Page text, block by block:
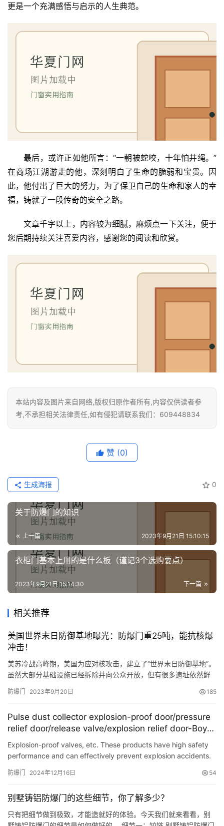
更是一个充满感悟与启示的人生典范。
最后，或许正如他所言：“一朝被蛇咬，十年怕井绳。”
在商场江湖游走的他，深刻明白了生命的脆弱和宝贵。因
此，他付出了巨大的努力，为了保卫自己的生命和家人的幸
福，铸就了一段传奇的安全之路。
文章千字以上，内容较为细腻，麻烦点一下关注，便于
您后期持续关注喜爱内容，感谢您的阅读和欣赏。
本站内容及图片来自网络,版权归原作者所有,内容仅供读者参
考,不承担相关法律责任,如有侵犯请联系我们：609448834
赞 (0)
0
生成海报
关于防爆门的知识
上一篇 2023年9月21日 15:10:15
衣柜门基本上用的是什么板（谨记3个选购要点）
下一篇
2023年9月21日 15:14:30
相关推荐
美国世界末日防御基地曝光：防爆门重25吨，能抗核爆
冲击！
美苏冷战高峰期，美国为应对核攻击，建立了“世界末日防御基地”。
虽然大部分基础设施已经拆除并向公众开放，但有很多遗址依然鲜
了一组照片，揭开这些设施的神秘面纱。图为退役的泰坦2洲际导弹
冲击波。门内是一座全封闭的核防护建筑，专为国会议员建造，位…
防爆门 2023年9月20日 185
Pulse dust collector explosion-proof door/pressure
relief door/release valve/explosion relief door-Boye
Equipment
Explosion-proof valves, etc. These products have high safety
performance and can effectively prevent explosion accidents.
防爆门 2024年12月16日 54
别墅铸铝防爆门的这些细节，你了解多少？
只有把细节做到极致，才能造就好的体验。今天我们就来看看，别